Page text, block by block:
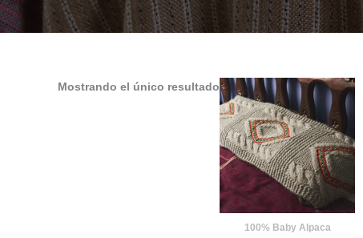
Mostrando el único resultado
100% Baby Alpaca